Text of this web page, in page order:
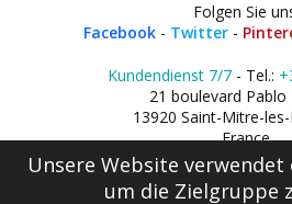
Folgen Sie
Facebook - Twitter -
Kundendienst 7/7- Tel.:
21 boulevard Pablo
13920 Saint-Mitre-
France
Unsere Website
um die Zielgruppe